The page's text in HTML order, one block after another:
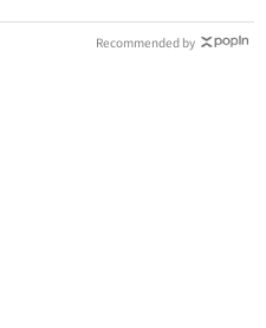
Recommended by